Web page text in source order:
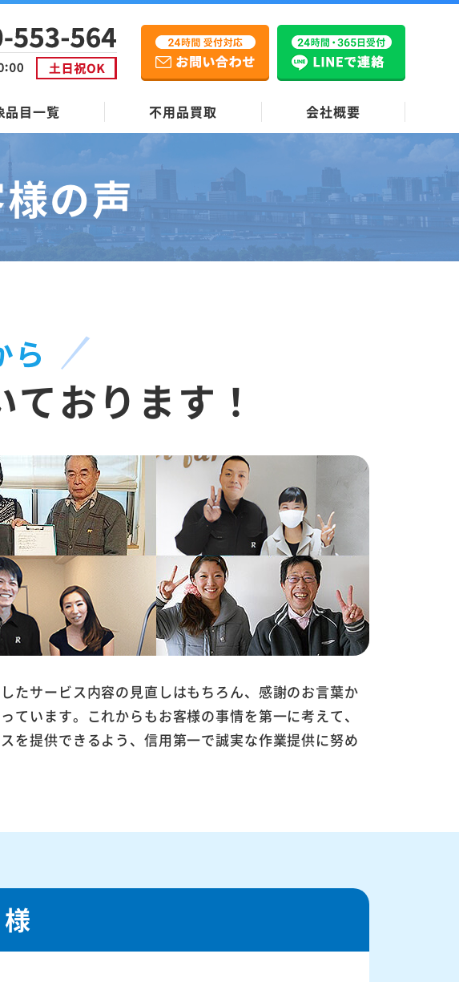
品目一覧 不用品買取 会社概要
の声
ら
ております！
たサービス内容の見直しはもちろん、感謝のお言葉か
います。これからもお客様の事情を第一に考えて、
を提供できるよう、信用第一で誠実な作業提供に努め